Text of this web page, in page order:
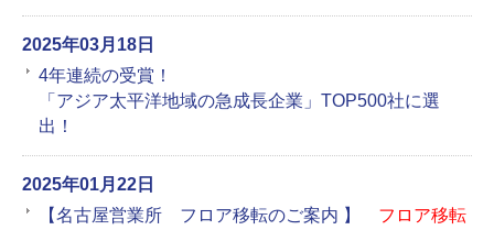
2025年03月18日
4年連続の受賞！
「アジア太平洋地域の急成長企業」TOP500社に選
出！
2025年01月22日
【名古屋営業所 フロア移転のご案内 】 フロア移転